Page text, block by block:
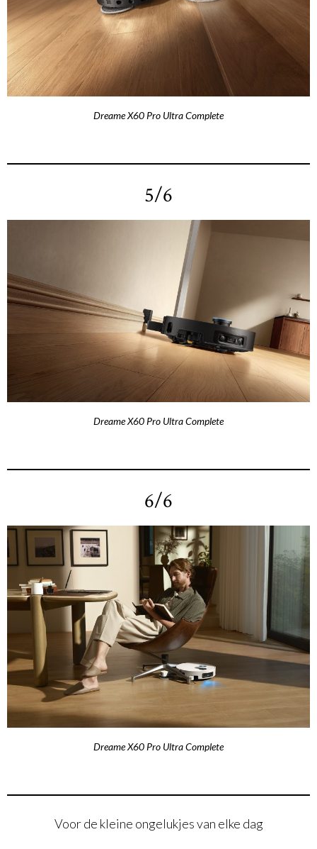
Dreame X60 Pro Ultra Complete
5/6
Dreame X60 Pro Ultra Complete
6/6
Dreame X60 Pro Ultra Complete
Voor de kleine ongelukjes van elke dag